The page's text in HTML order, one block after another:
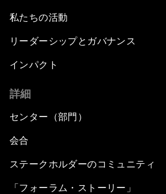
私たちの活動
リーダーシップとガバナンス
インパクト
詳細
センター（部門）
会合
ステークホルダーのコミュニティ
「フォーラム・ストーリー」